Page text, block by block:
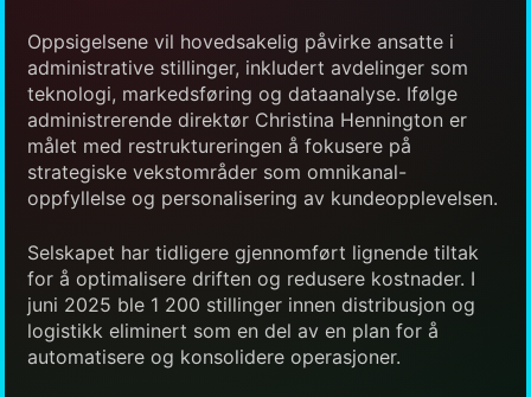
Oppsigelsene vil hovedsakelig påvirke ansatte i
administrative stillinger, inkludert avdelinger som
teknologi, markedsføring og dataanalyse. Ifølge
administrerende direktør Christina Hennington er
målet med restruktureringen å fokusere på
strategiske vekstområder som omnikanal-
oppfyllelse og personalisering av kundeopplevelsen.
Selskapet har tidligere gjennomført lignende tiltak
for å optimalisere driften og redusere kostnader. I
juni 2025 ble 1 200 stillinger innen distribusjon og
logistikk eliminert som en del av en plan for å
automatisere og konsolidere operasjoner.